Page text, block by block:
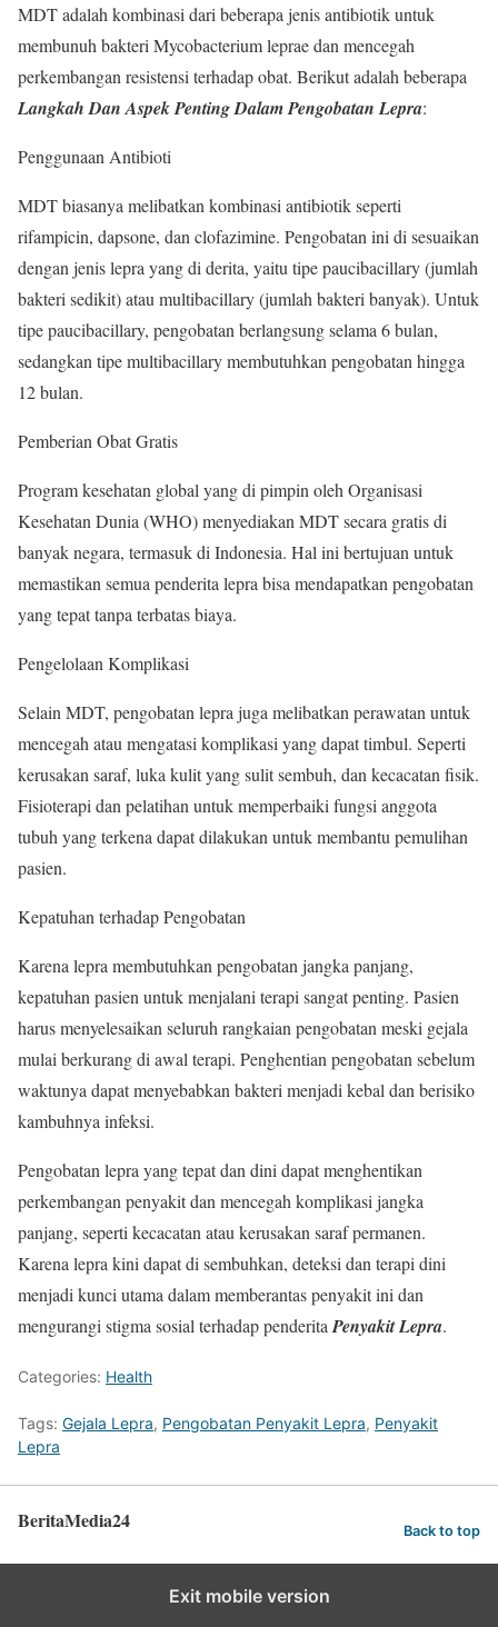
MDT adalah kombinasi dari beberapa jenis antibiotik untuk
membunuh bakteri Mycobacterium leprae dan mencegah
perkembangan resistensi terhadap obat. Berikut adalah beberapa
Langkah Dan Aspek Penting Dalam Pengobatan Lepra:
Penggunaan Antibioti
MDT biasanya melibatkan kombinasi antibiotik seperti
rifampicin, dapsone, dan clofazimine. Pengobatan ini di sesuaikan
dengan jenis lepra yang di derita, yaitu tipe paucibacillary (jumlah
bakteri sedikit) atau multibacillary (jumlah bakteri banyak). Untuk
tipe paucibacillary, pengobatan berlangsung selama 6 bulan,
sedangkan tipe multibacillary membutuhkan pengobatan hingga
12 bulan.
Pemberian Obat Gratis
Program kesehatan global yang di pimpin oleh Organisasi
Kesehatan Dunia (WHO) menyediakan MDT secara gratis di
banyak negara, termasuk di Indonesia. Hal ini bertujuan untuk
memastikan semua penderita lepra bisa mendapatkan pengobatan
yang tepat tanpa terbatas biaya.
Pengelolaan Komplikasi
Selain MDT, pengobatan lepra juga melibatkan perawatan untuk
mencegah atau mengatasi komplikasi yang dapat timbul. Seperti
kerusakan saraf, luka kulit yang sulit sembuh, dan kecacatan fisik.
Fisioterapi dan pelatihan untuk memperbaiki fungsi anggota
tubuh yang terkena dapat dilakukan untuk membantu pemulihan
pasien.
Kepatuhan terhadap Pengobatan
Karena lepra membutuhkan pengobatan jangka panjang,
kepatuhan pasien untuk menjalani terapi sangat penting. Pasien
harus menyelesaikan seluruh rangkaian pengobatan meski gejala
mulai berkurang di awal terapi. Penghentian pengobatan sebelum
waktunya dapat menyebabkan bakteri menjadi kebal dan berisiko
kambuhnya infeksi.
Pengobatan lepra yang tepat dan dini dapat menghentikan
perkembangan penyakit dan mencegah komplikasi jangka
panjang, seperti kecacatan atau kerusakan saraf permanen.
Karena lepra kini dapat di sembuhkan, deteksi dan terapi dini
menjadi kunci utama dalam memberantas penyakit ini dan
mengurangi stigma sosial terhadap penderita Penyakit Lepra.
Categories: Health
Tags: Gejala Lepra, Pengobatan Penyakit Lepra, Penyakit
Lepra
BeritaMedia24 Back to top
Exit mobile version